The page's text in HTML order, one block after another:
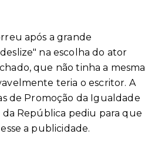
após a grande
na escolha do ator
que não tinha a mesma
teria o escritor. A
de Promoção da Igualdade
da República pediu para que
a publicidade.